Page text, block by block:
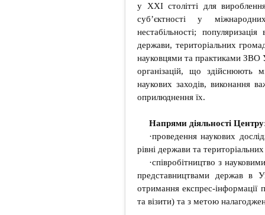
у ХХІ столітті для
суб’єктності у
нестабільності;
держави, територіальних
науковцями та практиками ЗВО
організацій, що здійснюють
наукових заходів, виконання
оприлюднення їх.
Напрями діяльності
·проведення наукових
рівні держави та
·співробітництво з
представництвами держав в
отримання експрес-інформації
та візити) та з метою